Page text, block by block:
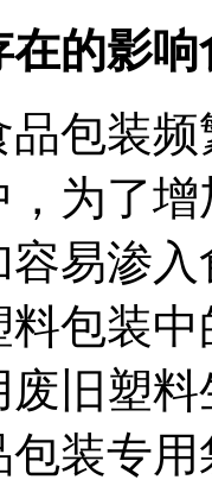
的影
包装
为了
易渗
包装
旧塑
装专